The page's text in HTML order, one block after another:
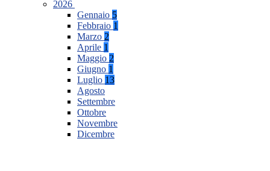
2026
Gennaio 5
Febbraio 1
Marzo 2
Aprile 1
Maggio 2
Giugno 1
Luglio 13
Agosto
Settembre
Ottobre
Novembre
Dicembre